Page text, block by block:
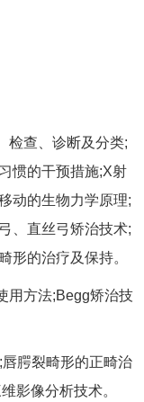
查、诊断及分类;
惯的干预措施;X射
动的生物力学原理;
、直丝弓矫治技术;
形的治疗及保持。
方法;Begg矫治技
腭裂畸形的正畸治
影像分析技术。